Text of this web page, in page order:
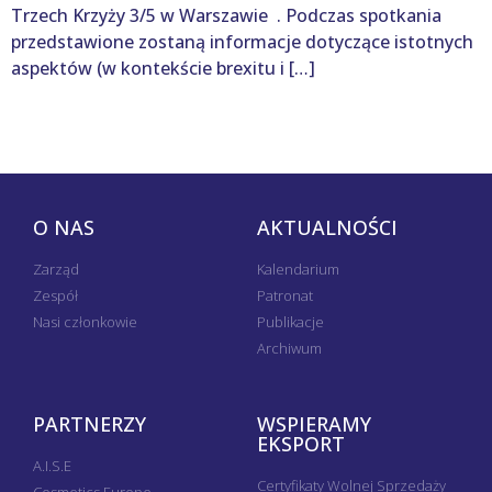
Trzech Krzyży 3/5 w Warszawie . Podczas spotkania
przedstawione zostaną informacje dotyczące istotnych
aspektów (w kontekście brexitu i […]
O NAS
Zarząd
Zespół
Nasi członkowie
AKTUALNOŚCI
Kalendarium
Patronat
Publikacje
Archiwum
PARTNERZY
A.I.S.E
WSPIERAMY
EKSPORT
Certyfikaty Wolnej Sprzedaży